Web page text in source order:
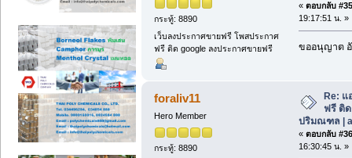
กระทู้: 8890
เว็บลงประกาศขายฟรี โพสประกาศ
ฟรี ติด google ลงประกาศขายฟรี
« ตอบกลับ
19:17:51 น. »
ขออนุญาต
foraliv11
Hero Member
กระทู้: 8890
Re:
ฟรี ติ
ปริมณฑล |
« ตอบกลับ
16:30:45 น. »